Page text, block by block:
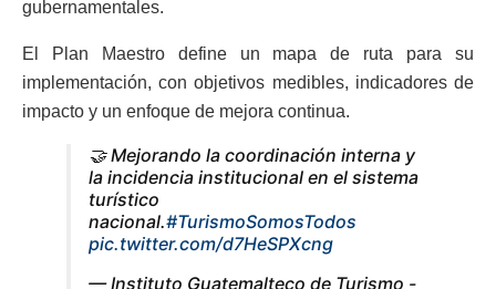
gubernamentales.
El Plan Maestro define un mapa de ruta para su
implementación, con objetivos medibles, indicadores de
impacto y un enfoque de mejora continua.
🤝 Mejorando la coordinación interna y
la incidencia institucional en el sistema
turístico
nacional.#TurismoSomosTodos
pic.twitter.com/d7HeSPXcng
— Instituto Guatemalteco de Turismo -